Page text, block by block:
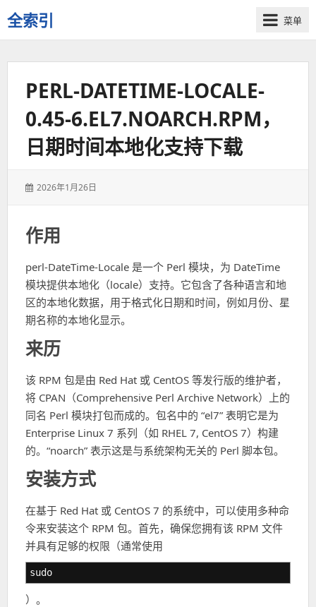
全索引
一
些
菜单
PERL-DATETIME-LOCALE-
0.45-6.EL7.NOARCH.RPM，
日期时间本地化支持下载
发
2026年1月26日
作用
perl-DateTime-Locale 是一个 Perl 模块，为 DateTime
模块提供本地化（locale）支持。它包含了各种语言和地
区的本地化数据，用于格式化日期和时间，例如月份、星
期名称的本地化显示。
来历
该 RPM 包是由 Red Hat 或 CentOS 等发行版的维护者，
将 CPAN（Comprehensive Perl Archive Network）上的
同名 Perl 模块打包而成的。包名中的 “el7” 表明它是为
Enterprise Linux 7 系列（如 RHEL 7, CentOS 7）构建
的。“noarch” 表示这是与系统架构无关的 Perl 脚本包。
安装方式
在基于 Red Hat 或 CentOS 7 的系统中，可以使用多种命
令来安装这个 RPM 包。首先，确保您拥有该 RPM 文件
并具有足够的权限（通常使用
sudo
）。